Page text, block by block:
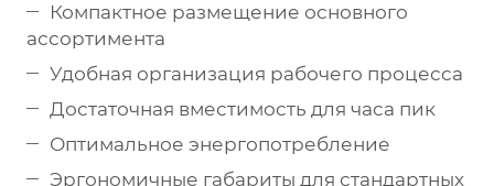
Компактное размещение основного
ассортимента
Удобная организация рабочего процесса
Достаточная вместимость для часа пик
Оптимальное энергопотребление
Эргономичные габариты для стандартных